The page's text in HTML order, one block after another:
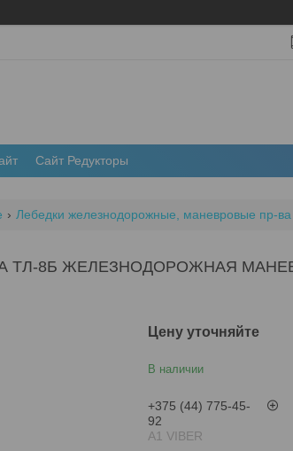
Сайт Редукторы
Лебедки железнодорожные, маневровые пр-
ТЛ-8Б ЖЕЛЕЗНОДОРОЖНАЯ
Цену уточняйте
В наличии
+375 (44) 775-45-
92
А1 VIBER